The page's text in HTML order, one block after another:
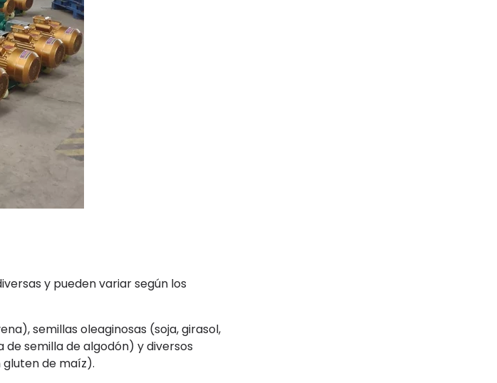
y pueden variar según los
semillas oleaginosas (soja, girasol,
semilla de algodón) y diversos
de maíz).